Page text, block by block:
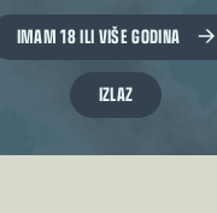
IMAM 18 ILI VIŠE GODINA
IZLAZ
kupili ovaj proizvod mogu